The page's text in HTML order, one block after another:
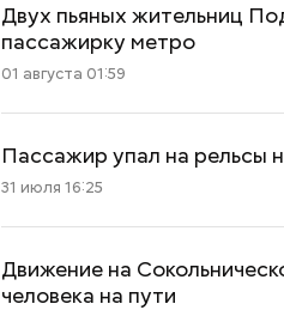
Двух пьяных жительниц
пассажирку метро
01 августа 01:59
Пассажир упал на рельсы
31 июля 16:25
Движение на
человека на пути